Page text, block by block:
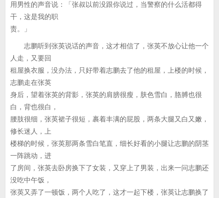
用男性的声音说：「张叔以前没跟你说过，当警察的什么活都得
干，这是我的职
责。」
志鹏听到张英说话的声音，这才相信了，张英不放心让他一个
人走，又要回
租屋换衣服，没办法，只好带着志鹏去了他的租屋，上楼的时候，
志鹏走在张英
身后，望着张英的背影，张英的肩膀很瘦，肤色雪白，胳膊也很
白，背也很白，
腰肢很细，张英裙子很短，裹着丰满的屁股，两条大腿又白又嫩，
修长迷人，上
楼梯的时候，张英那两条雪白笔直，细长好看的小腿让志鹏的阴茎
一阵跳动，进
了房间，张英去卧房换下了女装，又穿上了男装，出来一问志鹏还
没吃中午饭，
张英又弄了一顿饭，两个人吃了，这才一起下楼，张英让志鹏换了